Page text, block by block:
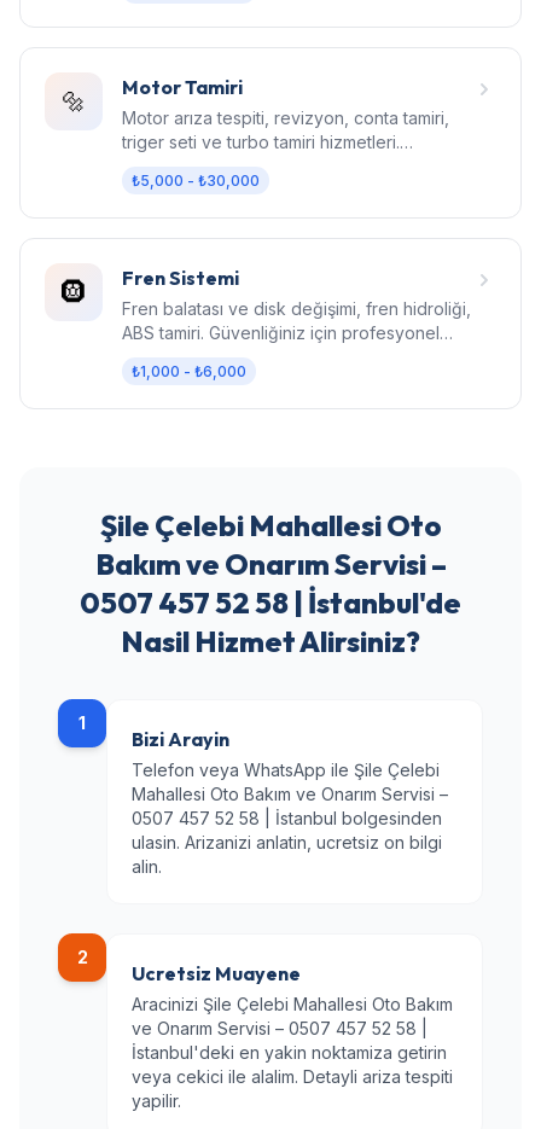
🔩 Motor Tamiri
Motor arıza tespiti, revizyon, conta tamiri,
triger seti ve turbo tamiri hizmetleri.
₺5,000 - ₺30,000
🛞 Fren Sistemi
Fren balatası ve disk değişimi, fren hidroliği,
ABS tamiri. Güvenliğiniz için profesyonel
₺1,000 - ₺6,000
Şile Çelebi Mahallesi Oto
Bakım ve Onarım Servisi –
0507 457 52 58 | İstanbul'de
Nasil Hizmet Alirsiniz?
1
Bizi Arayin
Telefon veya WhatsApp ile Şile Çelebi
Mahallesi Oto Bakım ve Onarım Servisi –
0507 457 52 58 | İstanbul bolgesinden
ulasin. Arizanizi anlatin, ucretsiz on bilgi
alin.
2
Ucretsiz Muayene
Aracinizi Şile Çelebi Mahallesi Oto Bakım
ve Onarım Servisi – 0507 457 52 58 |
İstanbul'deki en yakin noktamiza getirin
veya cekici ile alalim. Detayli ariza tespiti
yapilir.